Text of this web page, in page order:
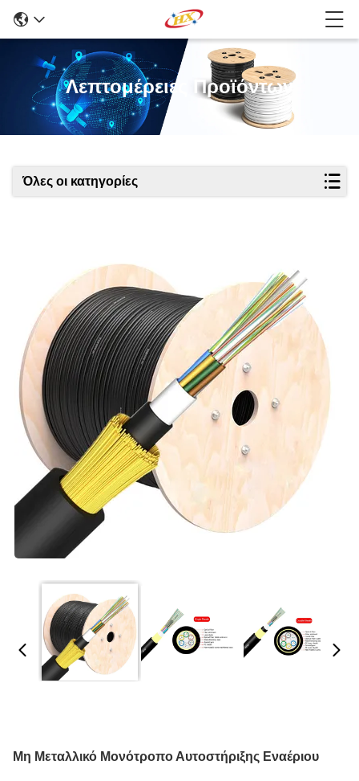
Λεπτομέρειες Προϊόντων
Όλες οι κατηγορίες
Μη Μεταλλικό Μονότροπο Αυτοστήριξης Εναέριου